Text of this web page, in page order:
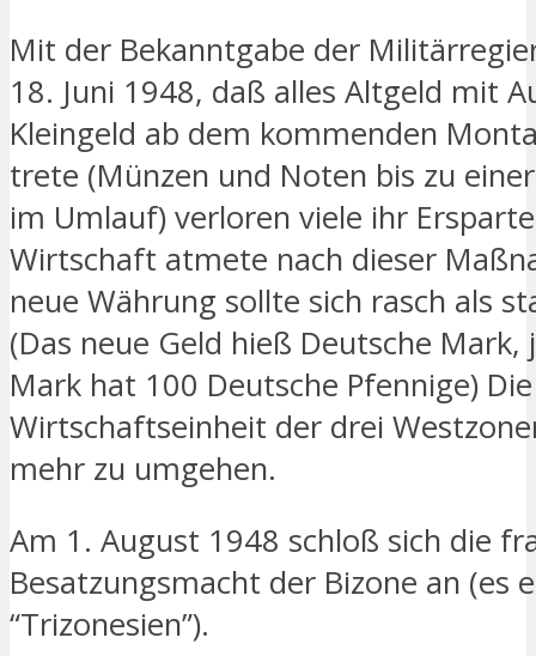
Mit der Bekanntgabe der
18. Juni 1948, daß alles Altgeld mit
Kleingeld ab dem kommenden
trete (Münzen und Noten bis zu
im Umlauf) verloren viele ihr
Wirtschaft atmete nach dieser
neue Währung sollte sich rasch als
(Das neue Geld hieß Deutsche Mark,
Mark hat 100 Deutsche Pfennige) Die
Wirtschaftseinheit der drei
mehr zu umgehen.
Am 1. August 1948 schloß sich die
Besatzungsmacht der Bizone an (es
“Trizonesien”).